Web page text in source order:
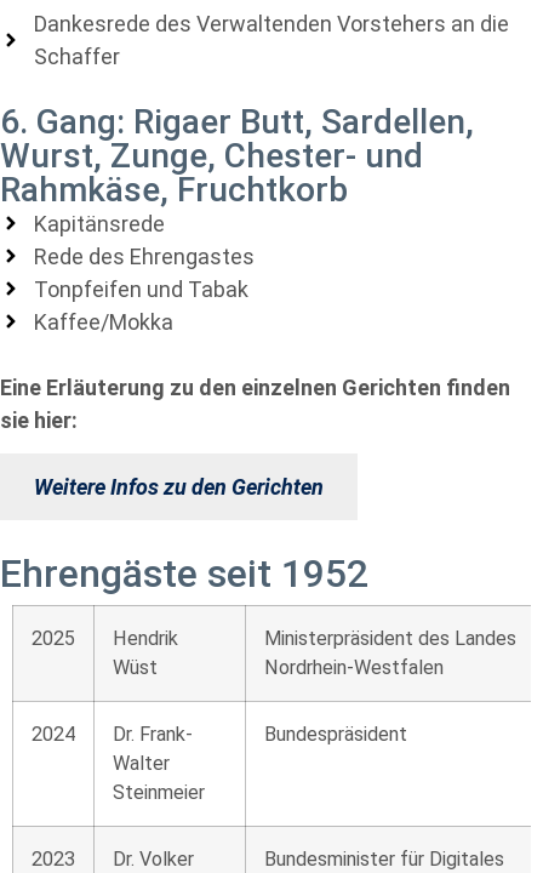
Dankesrede des Verwaltenden Vorstehers an die
Schaffer
6. Gang: Rigaer Butt, Sardellen,
Wurst, Zunge, Chester- und
Rahmkäse, Fruchtkorb
Kapitänsrede
Rede des Ehrengastes
Tonpfeifen und Tabak
Kaffee/Mokka
Eine Erläuterung zu den einzelnen Gerichten finden
sie hier:
Weitere Infos zu den Gerichten
Ehrengäste seit 1952
2025
Hendrik
Wüst
Ministerpräsident des Landes
Nordrhein-Westfalen
2024
Dr. Frank-
Walter
Steinmeier
Bundespräsident
2023
Dr. Volker
Bundesminister für Digitales